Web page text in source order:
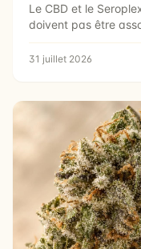
Le CBD et le
doivent pas être
31 juillet 2026